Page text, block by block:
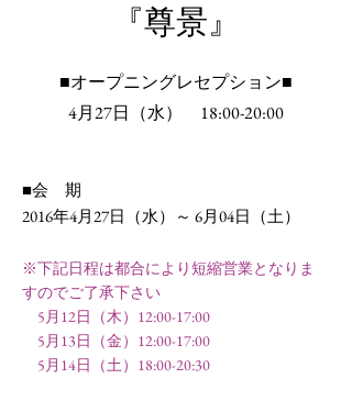
『尊景』
■オープニングレセプション■
4月27日（水） 18:00-20:00
■会 期
2016年4月27日（水）～ 6月04日（土）
※下記日程は都合により短縮営業となりま
すのでご了承下さい
5月12日
（木） 12:00-17:00
5月13日
（金） 12:00-17:00
5月14日
（土） 18:00-20:30